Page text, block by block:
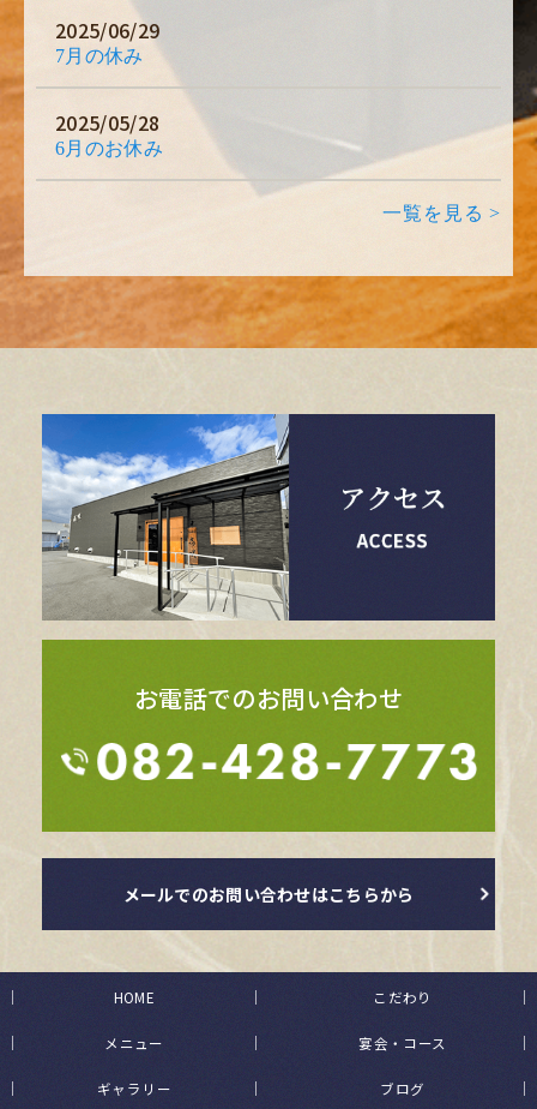
2025/06/29
7月の休み
2025/05/28
6月のお休み
一覧を見る >
お電話でのお問い合わせ
メールでのお問い合わせはこちらから
HOME こだわり
メニュー 宴会・コース
ギャラリー ブログ